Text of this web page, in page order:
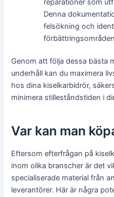
reparationer som
Denna
felsökning och
Genom att följa dessa bästa
underhåll kan du maximera
hos dina kiselkarbidrör,
minimera stilleståndstiden i
Var kan man
Eftersom efterfrågan på
inom olika branscher är det
specialiserade material från
leverantörer. Här är några